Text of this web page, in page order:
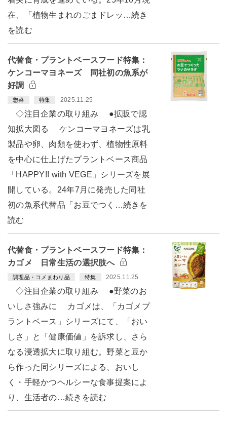
在、「植物生まれのごまドレッ…続き
を読む
代替食・プラントベースフード特集：
ケンコーマヨネーズ 同社初の魚系が
好調
惣菜 特集 2025.11.25
◇注目企業の取り組み ●拡販で認
知拡大図る ケンコーマヨネーズは乳
製品や卵、肉類を使わず、植物性原料
を中心に仕上げたプラントベース商品
「HAPPY!! with VEGE」シリーズを展
開している。24年7月に発売した同社
初の魚系代替品「お豆でつく…続きを
読む
代替食・プラントベースフード特集：
カゴメ 日常生活の選択肢へ
調理品・コメまわり品 特集 2025.11.25
◇注目企業の取り組み ●野菜のお
いしさ強みに カゴメは、「カゴメプ
ラントベース」シリーズにて、「おい
しさ」と「健康価値」を訴求し、さら
なる浸透拡大に取り組む。野菜と豆か
ら作った同シリーズによる、おいし
く・手軽かつヘルシーな食事提案によ
り、生活者の…続きを読む